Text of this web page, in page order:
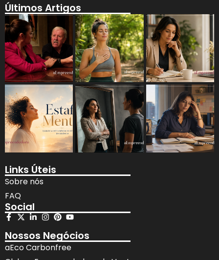
Últimos Artigos
Links Úteis
Sobre nós
FAQ
Social
Nossos Negócios
aEco Carbonfree